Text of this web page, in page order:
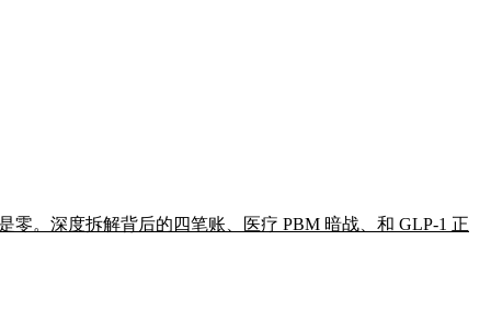
零。深度拆解背后的四笔账、医疗 PBM 暗战、和 GLP-1 正